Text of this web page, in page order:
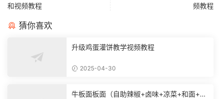
和视频教程
频教程
猜你喜欢
升级鸡蛋灌饼教学视频教程
2025-04-30
牛板面板面（自助辣椒+卤味+凉菜+和面+烙